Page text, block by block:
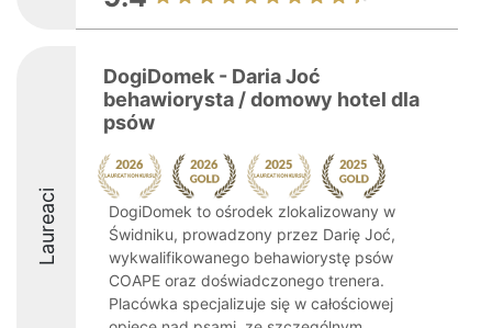
Laureaci
DogiDomek - Daria Joć
behawiorysta / domowy hotel dla
psów
DogiDomek to ośrodek zlokalizowany w
Świdniku, prowadzony przez Darię Joć,
wykwalifikowanego behawiorystę psów
COAPE oraz doświadczonego trenera.
Placówka specjalizuje się w całościowej